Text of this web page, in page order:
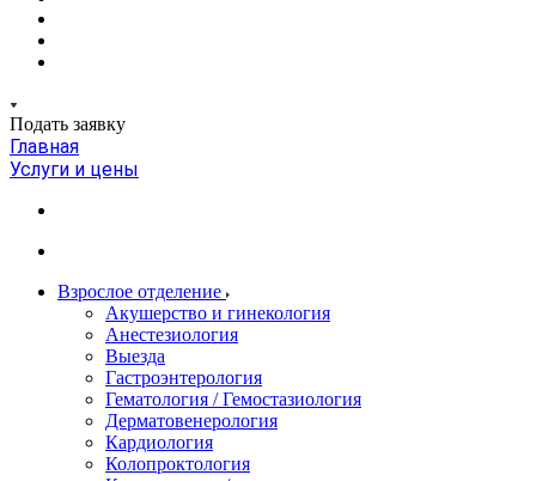
Подать заявку
Главная
Услуги и цены
Взрослое отделение
Акушерство и гинекология
Анестезиология
Выезда
Гастроэнтерология
Гематология / Гемостазиология
Дерматовенерология
Кардиология
Колопроктология